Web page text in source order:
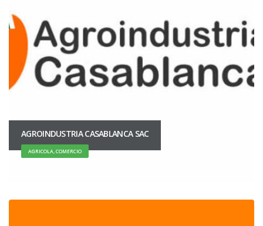
AGROINDUSTRIA CASABLANCA SAC
AGRICOLA, COMERCIO